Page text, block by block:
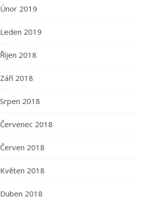
Únor 2019
Leden 2019
Říjen 2018
Září 2018
Srpen 2018
Červenec 2018
Červen 2018
Květen 2018
Duben 2018